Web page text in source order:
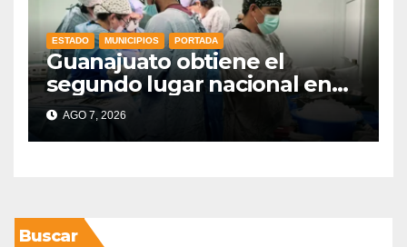
ESTADO MUNICIPIOS PORTADA
Guanajuato obtiene el
segundo lugar nacional en
procuración de órganos
AGO 7, 2026
Buscar